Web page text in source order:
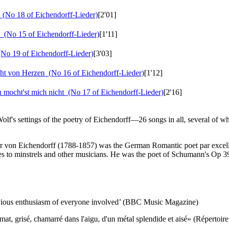
(No 18 of Eichendorff-Lieder)[2'01]
(No 15 of Eichendorff-Lieder)[1'11]
19 of Eichendorff-Lieder)[3'03]
von Herzen (No 16 of Eichendorff-Lieder)[1'12]
mocht'st mich nicht (No 17 of Eichendorff-Lieder)[2'16]
settings of the poetry of Eichendorff—26 songs in all, several of
Eichendorff (1788-1857) was the German Romantic poet par
to minstrels and other musicians. He was the poet of Schumann's Op
enthusiasm of everyone involved’ (BBC Music Magazine)
grisé, chamarré dans l'aigu, d'un métal splendide et aisé»